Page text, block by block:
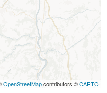
OpenStreetMapcontributors ©CARTO